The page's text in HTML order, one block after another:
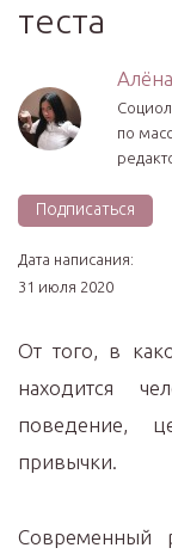
теста
по
Подписаться
Дата написания:
31 июля 2020
От того, в
находится
поведение,
привычки.
Современный